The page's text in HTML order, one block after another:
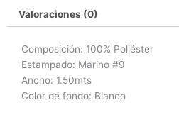
Valoraciones (0)
Composición: 100% Poliéster
Estampado: Marino #9
Ancho: 1.50mts
Color de fondo: Blanco